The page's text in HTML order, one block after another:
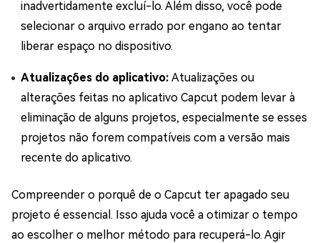
inadvertidamente excluí-lo. Além disso, você pode
selecionar o arquivo errado por engano ao tentar
liberar espaço no dispositivo.
Atualizações do aplicativo: Atualizações ou
alterações feitas no aplicativo Capcut podem levar à
eliminação de alguns projetos, especialmente se esses
projetos não forem compatíveis com a versão mais
recente do aplicativo.
Compreender o porquê de o Capcut ter apagado seu
projeto é essencial. Isso ajuda você a otimizar o tempo
ao escolher o melhor método para recuperá-lo. Agir